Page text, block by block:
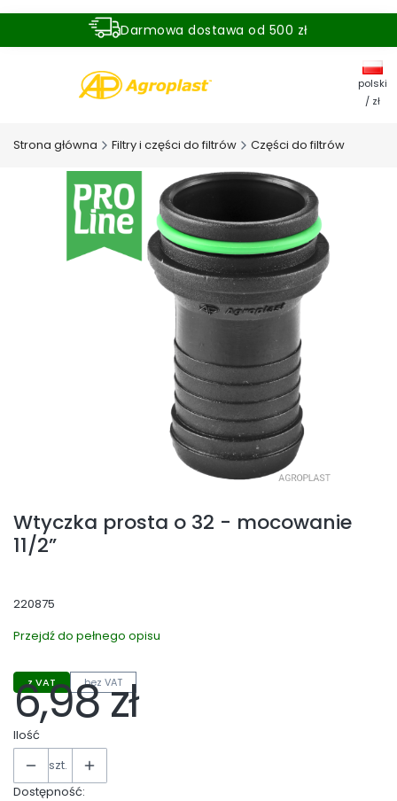
Darmowa dostawa od 500 zł
polski
/ zł
Strona główna Filtry i części do filtrów Części do filtrów
Wtyczka prosta o 32 - mocowanie
11/2”
220875
Przejdź do pełnego opisu
z VAT bez VAT
Cena
6,98 zł
Ilość
szt.
Dostępność: